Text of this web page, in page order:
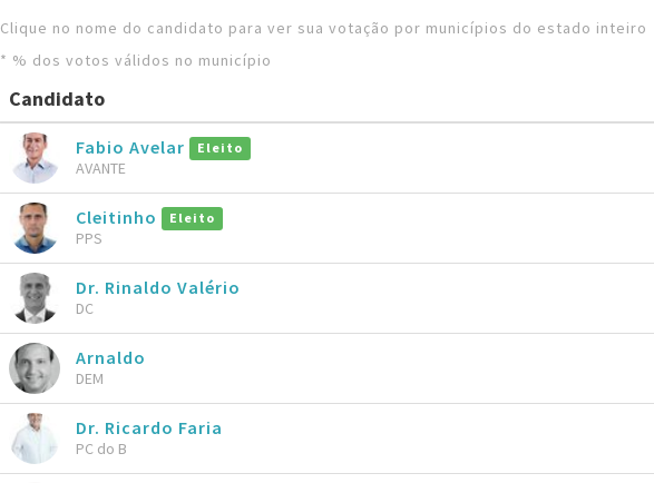
Clique no nome do candidato para ver sua votação por municípios do estado inteiro
* % dos votos válidos no município
Candidato
Fabio Avelar Eleito
AVANTE
Cleitinho Eleito
PPS
Dr. Rinaldo Valério
DC
Arnaldo
DEM
Dr. Ricardo Faria
PC do B